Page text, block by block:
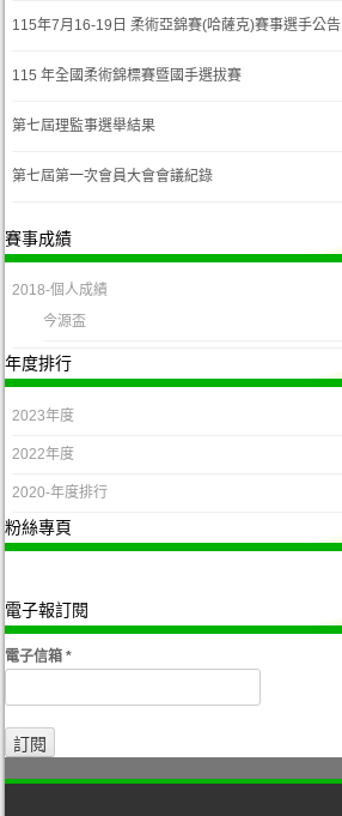
115年7月16-19日 柔術亞錦賽(哈薩克)賽事選手公告
115 年全國柔術錦標賽暨國手選拔賽
第七屆理監事選舉結果
第七屆第一次會員大會會議紀錄
賽事成績
2018-個人成績
今源盃
年度排行
2023年度
2022年度
2020-年度排行
粉絲專頁
電子報訂閱
電子信箱*